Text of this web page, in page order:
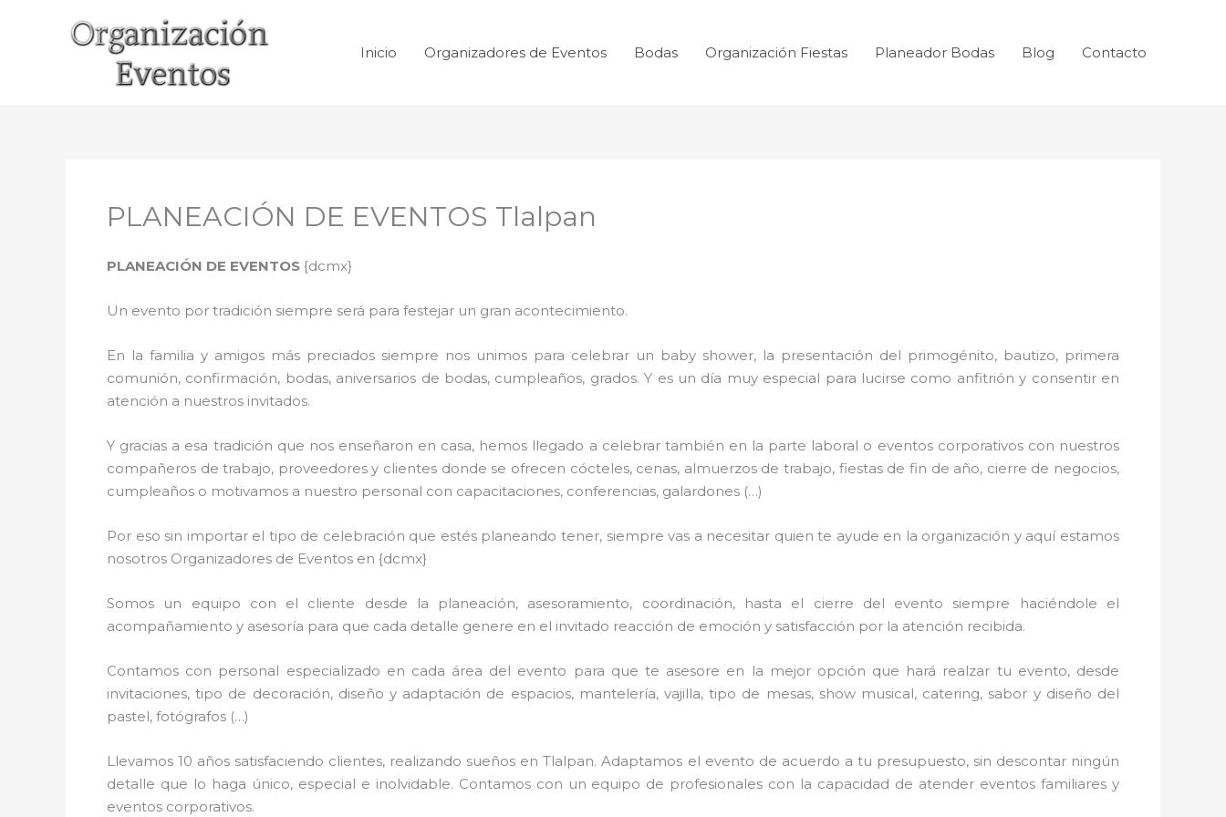
Inicio Organizadores de Eventos Bodas Organización Fiestas Planeador Bodas Blog Contacto
PLANEACIÓN DE EVENTOS Tlalpan
PLANEACIÓN DE EVENTOS {dcmx}
Un evento por tradición siempre será para festejar un gran acontecimiento.
En la familia y amigos más preciados siempre nos unimos para celebrar un baby shower, la presentación del primogénito, bautizo, primera
comunión, confirmación, bodas, aniversarios de bodas, cumpleaños, grados. Y es un día muy especial para lucirse como anfitrión y consentir en
atención a nuestros invitados.
Y gracias a esa tradición que nos enseñaron en casa, hemos llegado a celebrar también en la parte laboral o eventos corporativos con nuestros
compañeros de trabajo, proveedores y clientes donde se ofrecen cócteles, cenas, almuerzos de trabajo, fiestas de fin de año, cierre de negocios,
cumpleaños o motivamos a nuestro personal con capacitaciones, conferencias, galardones (…)
Por eso sin importar el tipo de celebración que estés planeando tener, siempre vas a necesitar quien te ayude en la organización y aquí estamos
nosotros Organizadores de Eventos en {dcmx}
Somos un equipo con el cliente desde la planeación, asesoramiento, coordinación, hasta el cierre del evento siempre haciéndole el
acompañamiento y asesoría para que cada detalle genere en el invitado reacción de emoción y satisfacción por la atención recibida.
Contamos con personal especializado en cada área del evento para que te asesore en la mejor opción que hará realzar tu evento, desde
invitaciones, tipo de decoración, diseño y adaptación de espacios, mantelería, vajilla, tipo de mesas, show musical, catering, sabor y diseño del
pastel, fotógrafos (…)
Llevamos 10 años satisfaciendo clientes, realizando sueños en Tlalpan. Adaptamos el evento de acuerdo a tu presupuesto, sin descontar ningún
detalle que lo haga único, especial e inolvidable. Contamos con un equipo de profesionales con la capacidad de atender eventos familiares y
eventos corporativos.